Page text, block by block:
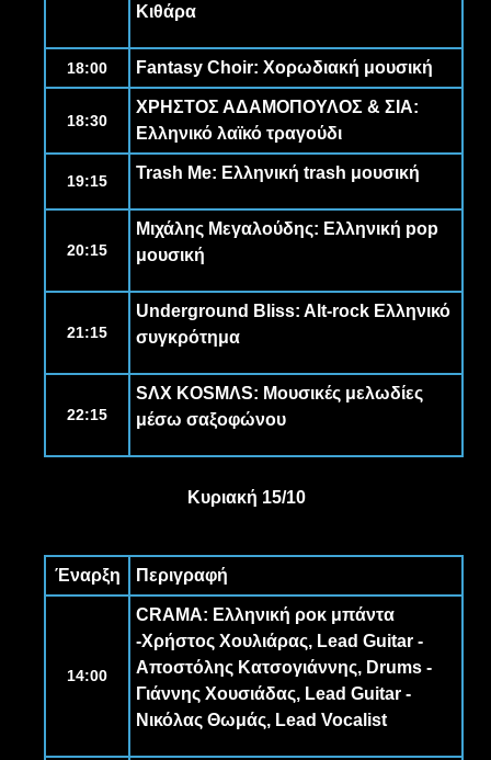
Κιθάρα
18:00 Fantasy Choir: Χορωδιακή μουσική
18:30
ΧΡΗΣΤΟΣ ΑΔΑΜΟΠΟΥΛΟΣ & ΣΙΑ:
Ελληνικό λαϊκό τραγούδι
19:15 Trash Me: Ελληνική trash μουσική
20:15
Μιχάλης Μεγαλούδης: Ελληνική pop
μουσική
21:15
Underground Bliss: Alt-rock Ελληνικό
συγκρότημα
22:15
SΛΧ KOSMΛS: Μουσικές μελωδίες
μέσω σαξοφώνου
Κυριακή 15/10
Έναρξη Περιγραφή
14:00
CRAMA: Ελληνική ροκ μπάντα
-Χρήστος Χουλιάρας, Lead Guitar -
Αποστόλης Κατσογιάννης, Drums -
Γιάννης Χουσιάδας, Lead Guitar -
Νικόλας Θωμάς, Lead Vocalist